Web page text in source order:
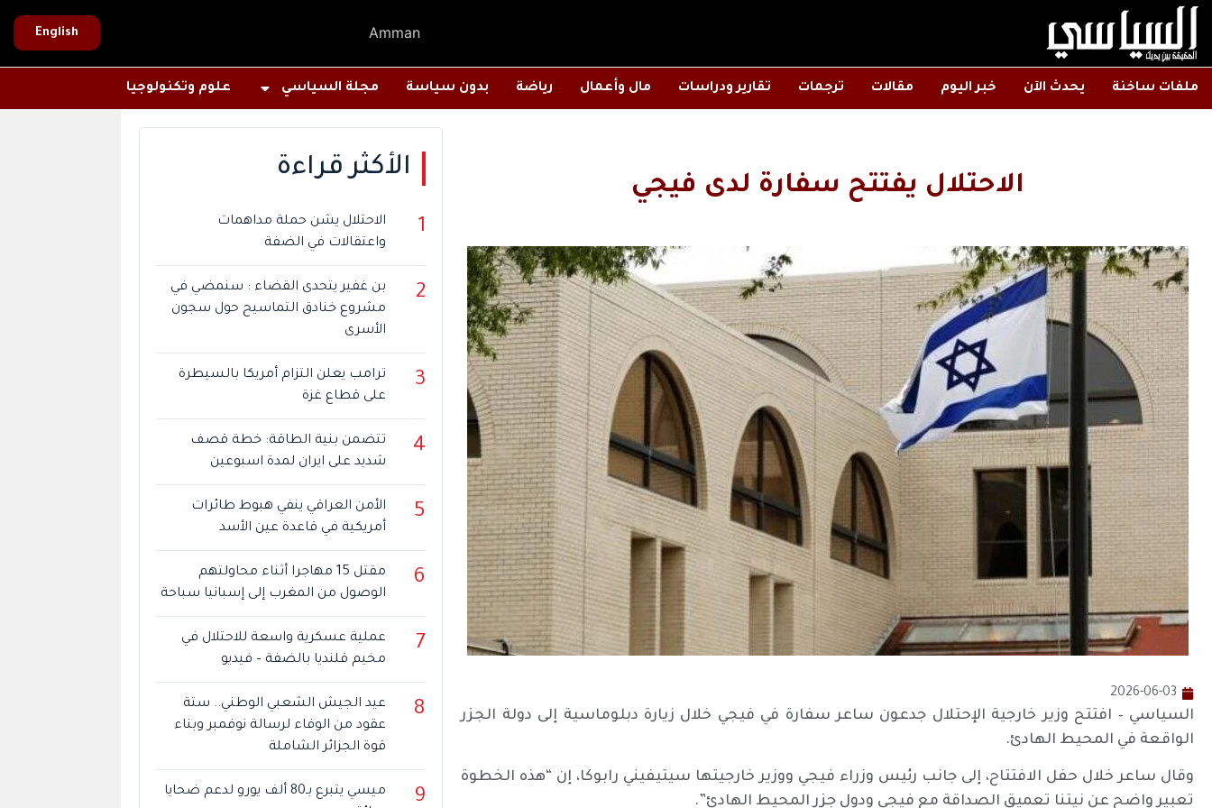
Amman
English
ملفات ساخنة يحدث الآن خبر اليوم مقالات ترجمات تقارير ودراسات مال وأعمال رياضة بدون سياسة مجلة السياسي علوم وتكنولوجيا
الاحتلال يفتتح سفارة لدى فيجي
2026-06-03
السياسي – افتتح وزير خارجية الإحتلال جدعون ساعر سفارة في فيجي خلال زيارة دبلوماسية إلى دولة الجزر
الواقعة في المحيط الهادئ.
وقال ساعر خلال حفل الافتتاح، إلى جانب رئيس وزراء فيجي ووزير خارجيتها سيتيفيني رابوكا، إن “هذه الخطوة
تعبير واضح عن نيتنا تعميق الصداقة مع فيجي ودول جزر المحيط الهادئ”.
الأكثر قراءة
1
الاحتلال يشن حملة مداهمات
واعتقالات في الضفة
2
بن غفير يتحدى القضاء : سنمضي في
مشروع خنادق التماسيح حول سجون
الأسرى
3
ترامب يعلن التزام أمريكا بالسيطرة
على قطاع غزة
4
تتضمن بنية الطاقة: خطة قصف
شديد على ايران لمدة اسبوعين
5
الأمن العراقي ينفي هبوط طائرات
أمريكية في قاعدة عين الأسد
6
مقتل 15 مهاجرا أثناء محاولتهم
الوصول من المغرب إلى إسبانيا سباحة
7
عملية عسكرية واسعة للاحتلال في
مخيم قلنديا بالضفة – فيديو
8
عيد الجيش الشعبي الوطني.. ستة
عقود من الوفاء لرسالة نوفمبر وبناء
قوة الجزائر الشاملة
9
ميسي يتبرع بـ80 ألف يورو لدعم ضحايا